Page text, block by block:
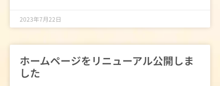
2023年7月22日
ホームページをリニューアル公開しま
した